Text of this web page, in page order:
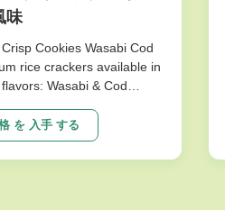
味
Cookies Wasabi Cod
rice crackers available in
Wasabi & Cod
fat, crispy texture that
without compromising
Specifications
を 入手 する